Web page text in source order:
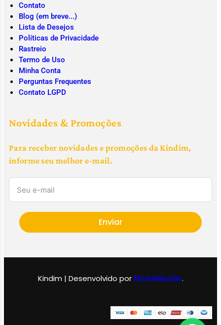
Contato
Blog (em breve...)
Lista de Desejos
Políticas de Privacidade
Rastreio
Termo de Uso
Minha Conta
Perguntas Frequentes
Contato LGPD
Novidades & Promoções
Para receber novidades e promoções da Kindim,
informe seu melhor e-mail.
Enviar
Kindim | Desenvolvido por MontaMeuSite.